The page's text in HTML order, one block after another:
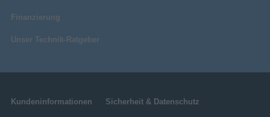
Finanzierung
Unser Technik-Ratgeber
Kundeninformationen Sicherheit & Datenschutz